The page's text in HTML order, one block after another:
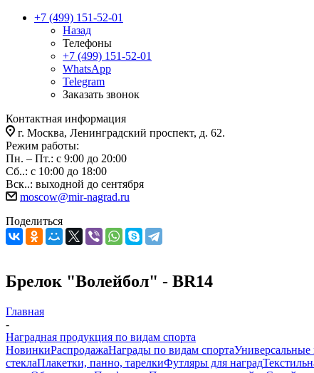
+7 (499) 151-52-01
Назад
Телефоны
+7 (499) 151-52-01
WhatsApp
Telegram
Заказать звонок
Контактная информация
г. Москва, Ленинградский проспект, д. 62.
Режим работы:
Пн. – Пт.: с 9:00 до 20:00
Сб..: с 10:00 до 18:00
Вск..: выходной до сентября
moscow@mir-nagrad.ru
Поделиться
Брелок "Волейбол" - BR14
Главная
-
Наградная продукция по видам спорта
НовинкиРаспродажаНаграды по видам спортаУниверсальные
стеклаПлакетки, панно, тарелкиФутляры для наград